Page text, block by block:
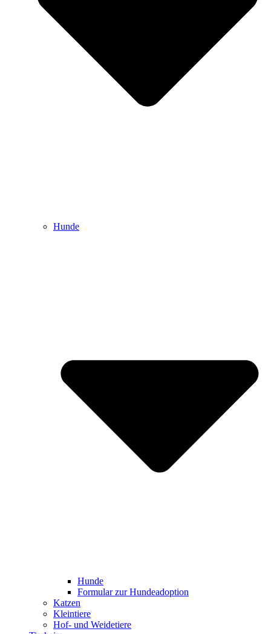
Hunde
Hunde
Formular zur Hundeadoption
Katzen
Kleintiere
Hof- und Weidetiere